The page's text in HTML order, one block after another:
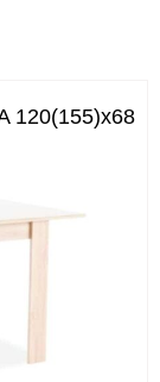
120(155)x68